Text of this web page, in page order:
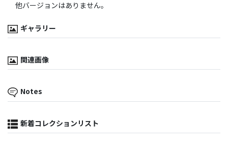
他バージョンはありません。
ギャラリー
関連画像
Notes
新着コレクションリスト